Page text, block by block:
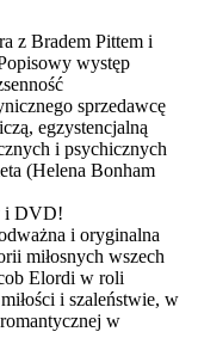
z Bradem Pittem i
występ
sprzedawcę
egzystencjalną
i psychicznych
(Helena Bonham
i DVD!
i oryginalna
miłosnych wszech
Elordi w roli
i szaleństwie, w
w